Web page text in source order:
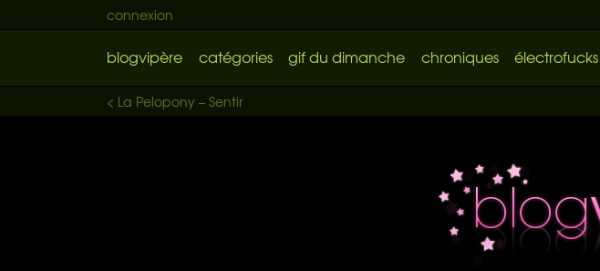
connexion
blogvipère catégories gif du dimanche chroniques électrofucks
< La Pelopony – Sentir